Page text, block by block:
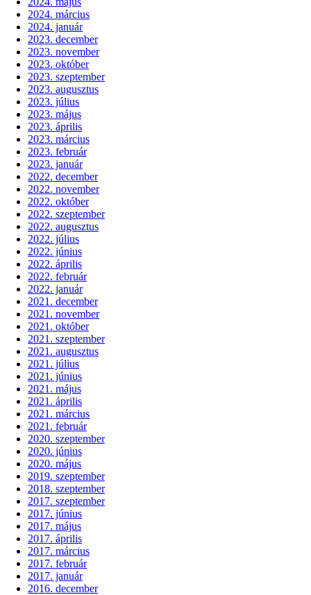
2024. március
2024. január
2023. december
2023. november
2023. október
2023. szeptember
2023. augusztus
2023. július
2023. május
2023. április
2023. március
2023. február
2023. január
2022. december
2022. november
2022. október
2022. szeptember
2022. augusztus
2022. július
2022. június
2022. április
2022. február
2022. január
2021. december
2021. november
2021. október
2021. szeptember
2021. augusztus
2021. július
2021. június
2021. május
2021. április
2021. március
2021. február
2020. szeptember
2020. június
2020. május
2019. szeptember
2018. szeptember
2017. szeptember
2017. június
2017. május
2017. április
2017. március
2017. február
2017. január
2016. december